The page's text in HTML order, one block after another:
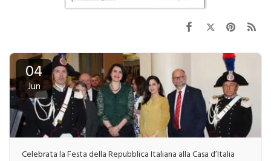
04
Jun
Celebrata la Festa della Repubblica Italiana alla Casa d’Italia